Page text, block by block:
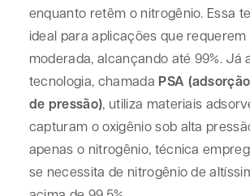
enquanto retêm o nitrogênio. Essa
ideal para aplicações que requerem
moderada, alcançando até 99%. Já
tecnologia, chamada PSA
de pressão), utiliza materiais
capturam o oxigênio sob alta
apenas o nitrogênio, técnica
se necessita de nitrogênio de